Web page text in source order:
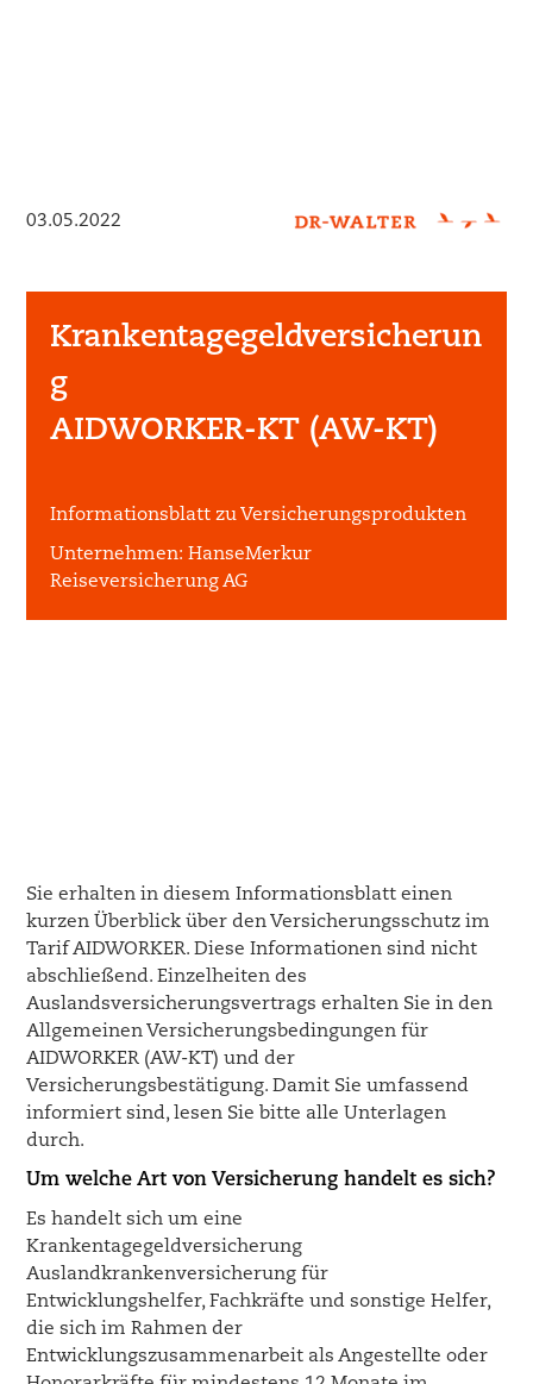
03.05.2022
Krankentagegeldversicherun
g
AIDWORKER-KT (AW-KT)
Informationsblatt zu Versicherungsprodukten
Unternehmen:HanseMerkur
Reiseversicherung AG
Sie erhalten in diesem Informationsblatt einen
kurzen Überblick über den Versicherungsschutz im
Tarif AIDWORKER. Diese Informationen sind nicht
abschließend. Einzelheiten des
Auslandsversicherungsvertrags erhalten Sie in den
Allgemeinen Versicherungsbedingungen für
AIDWORKER (AW-KT) und der
Versicherungsbestätigung. Damit Sie umfassend
informiert sind, lesen Sie bitte alle Unterlagen
durch.
Um welche Art von Versicherung handelt es sich?
Es handelt sich um eine
Krankentagegeldversicherung
Auslandkrankenversicherung für
Entwicklungshelfer, Fachkräfte und sonstige Helfer,
die sich im Rahmen der
Entwicklungszusammenarbeit als Angestellte oder